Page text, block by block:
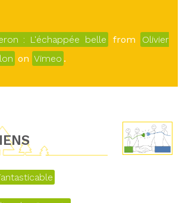
: L'échappée belle from
Olivier
on Vimeo .